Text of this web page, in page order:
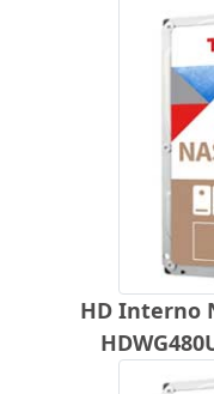
HD Interno